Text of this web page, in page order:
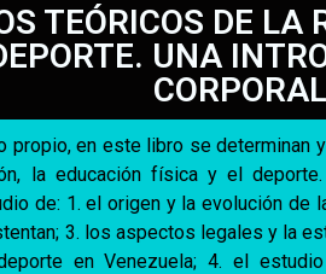
TEÓRICOS DE LA
UNA
propio, en este libro se determinan
la educación física y el
de: 1. el origen y la evolución de
3. los aspectos legales y la
en Venezuela; 4. el